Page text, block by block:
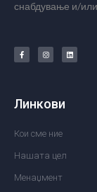
снабдување и/или
Линкови
Кои сме ние
Нашата цел
Менаџмент